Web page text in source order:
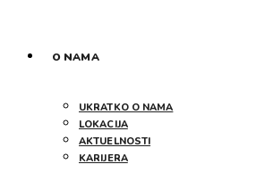
O NAMA
UKRATKO O NAMA
LOKACIJA
AKTUELNOSTI
KARIJERA